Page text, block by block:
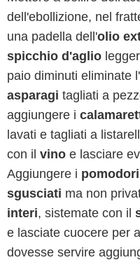
dell'ebollizione, nel
una padella dell'olio
spicchio d'aglio
paio diminuti eliminate
asparagi tagliati a
aggiungere i
lavati e tagliati a
con il vino e lasciare
Aggiungere i
sgusciati ma non
interi, sistemate con il
e lasciate cuocere per
dovesse servire